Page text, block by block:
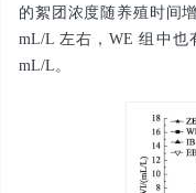
的絮团浓度随养殖时间
mL/L 左右，WE 组中
mL/L。